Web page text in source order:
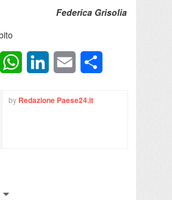
Federica Grisolia
Twitter WhatsAppLinkedInEmail
by Redazione Paese24.it